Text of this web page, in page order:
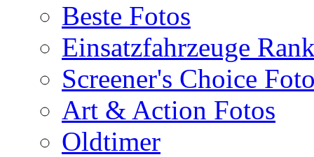
Beste Fotos
Einsatzfahrzeuge
Screener's Choice
Art & Action Fotos
Oldtimer